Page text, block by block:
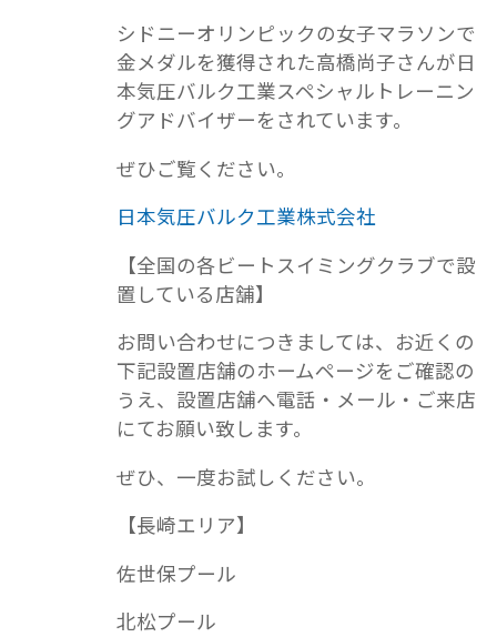
シドニーオリンピックの女子マラソンで
金メダルを獲得された高橋尚子さんが日
本気圧バルク工業スペシャルトレーニン
グアドバイザーをされています。
ぜひご覧ください。
日本気圧バルク工業株式会社
【全国の各ビートスイミングクラブで設
置している店舗】
お問い合わせにつきましては、お近くの
下記設置店舗のホームページをご確認の
うえ、設置店舗へ電話・メール・ご来店
にてお願い致します。
ぜひ、一度お試しください。
【長崎エリア】
佐世保プール
北松プール